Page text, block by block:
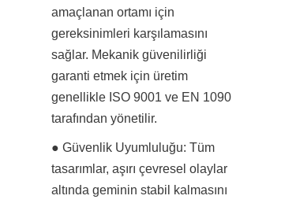
amaçlanan ortamı için
gereksinimleri karşılamasını
sağlar. Mekanik güvenilirliği
garanti etmek için üretim
genellikle ISO 9001 ve EN 1090
tarafından yönetilir.
● Güvenlik Uyumluluğu: Tüm
tasarımlar, aşırı çevresel olaylar
altında geminin stabil kalmasını